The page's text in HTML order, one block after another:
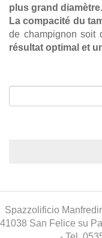
plus grand diamètre.
La compacité du
de champignon soit
résultat optimal et
Spazzolificio
41038 San Felice su